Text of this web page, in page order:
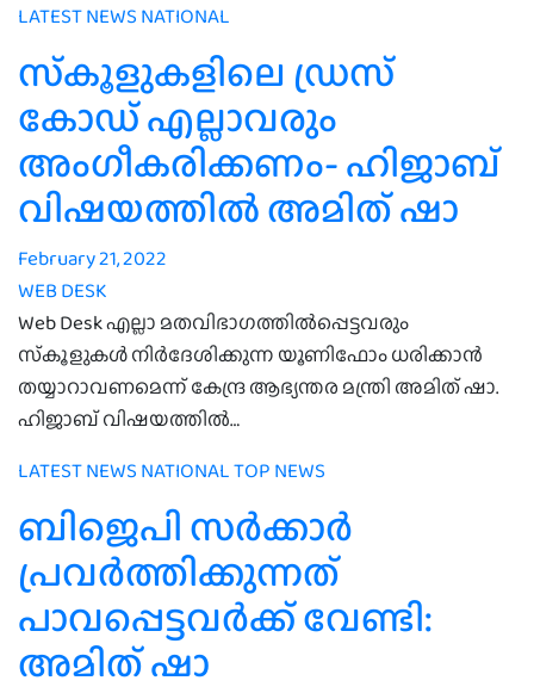
LATEST NEWS NATIONAL
സ്‌കൂളുകളിലെ ഡ്രസ്
കോഡ് എല്ലാവരും
അംഗീകരിക്കണം- ഹിജാബ്
വിഷയത്തില്‍ അമിത് ഷാ
February 21, 2022
WEB DESK
Web Desk എല്ലാ മതവിഭാഗത്തില്‍പ്പെട്ടവരും
സ്‌കൂളുകള്‍ നിര്‍ദേശിക്കുന്ന യൂണിഫോം ധരിക്കാന്‍
തയ്യാറാവണമെന്ന് കേന്ദ്ര ആഭ്യന്തര മന്ത്രി അമിത് ഷാ.
ഹിജാബ് വിഷയത്തില്‍…
LATEST NEWS NATIONALTOP NEWS
ബിജെപി സർക്കാർ
പ്രവർത്തിക്കുന്നത്
പാവപ്പെട്ടവർക്ക് വേണ്ടി:
അമിത് ഷാ